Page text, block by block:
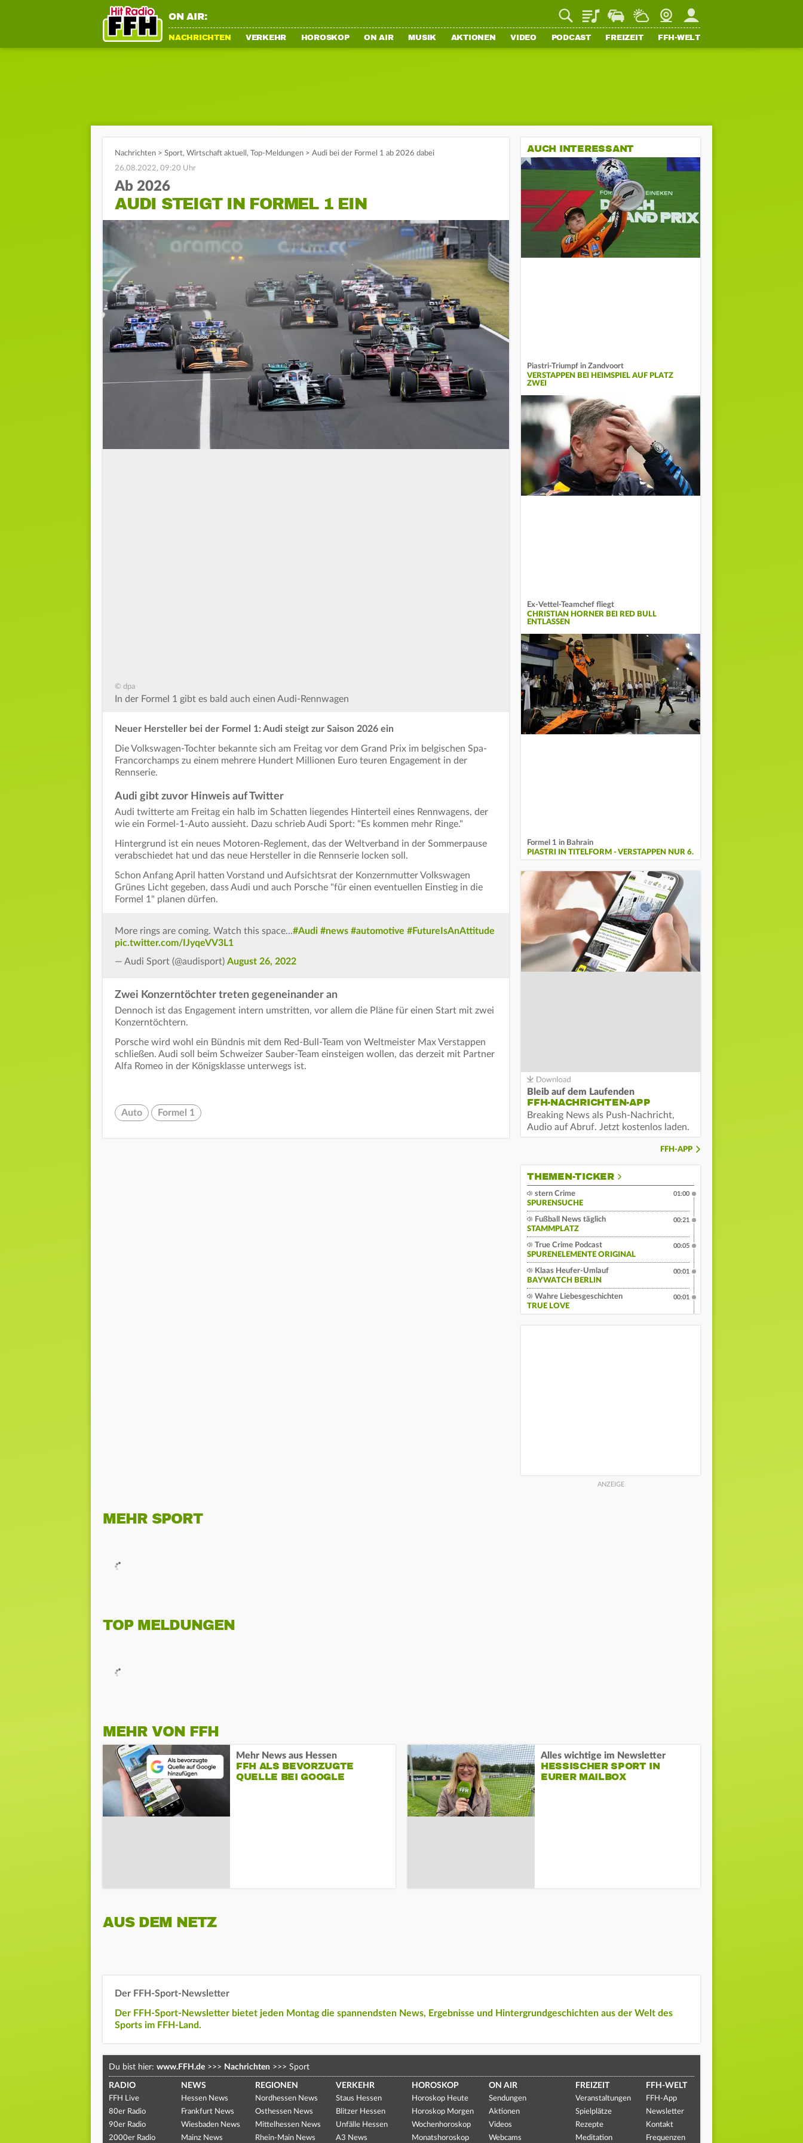
ON AIR: PlaylistStaupilotWetterWebcamMein FFH
NACHRICHTEN VERKEHR HOROSKOP ON AIR MUSIK AKTIONEN VIDEO PODCAST FREIZEIT FFH-WELT
Nachrichten > Sport, Wirtschaft aktuell , Top-Meldungen > Audi bei der Formel 1 ab 2026 dabei
26.08.2022, 09:20 Uhr
Ab 2026
AUDI STEIGT IN FORMEL 1 EIN
© dpa
In der Formel 1 gibt es bald auch einen Audi-Rennwagen
Neuer Hersteller bei der Formel 1: Audi steigt zur Saison 2026 ein
Die Volkswagen-Tochter bekannte sich am Freitag vor dem Grand Prix im belgischen Spa-
Francorchamps zu einem mehrere Hundert Millionen Euro teuren Engagement in der
Rennserie.
Audi gibt zuvor Hinweis auf Twitter
Audi twitterte am Freitag ein halb im Schatten liegendes Hinterteil eines Rennwagens, der
wie ein Formel-1-Auto aussieht. Dazu schrieb Audi Sport: "Es kommen mehr Ringe."
Hintergrund ist ein neues Motoren-Reglement, das der Weltverband in der Sommerpause
verabschiedet hat und das neue Hersteller in die Rennserie locken soll.
Schon Anfang April hatten Vorstand und Aufsichtsrat der Konzernmutter Volkswagen
Grünes Licht gegeben, dass Audi und auch Porsche "für einen eventuellen Einstieg in die
Formel 1" planen dürfen.
More rings are coming. Watch this space...#Audi #news #automotive #FutureIsAnAttitude
pic.twitter.com/IJyqeVV3L1
— Audi Sport (@audisport) August 26, 2022
Zwei Konzerntöchter treten gegeneinander an
Dennoch ist das Engagement intern umstritten, vor allem die Pläne für einen Start mit zwei
Konzerntöchtern.
Porsche wird wohl ein Bündnis mit dem Red-Bull-Team von Weltmeister Max Verstappen
schließen. Audi soll beim Schweizer Sauber-Team einsteigen wollen, das derzeit mit Partner
Alfa Romeo in der Königsklasse unterwegs ist.
Auto Formel 1
AUCH INTERESSANT
Piastri-Triumpf in Zandvoort
VERSTAPPEN BEI HEIMSPIEL AUF PLATZ
ZWEI
Ex-Vettel-Teamchef fliegt
CHRISTIAN HORNER BEI RED BULL
ENTLASSEN
Formel 1 in Bahrain
PIASTRI IN TITELFORM - VERSTAPPEN NUR 6.
Bleib auf dem Laufenden
FFH-NACHRICHTEN-APP
Breaking News als Push-Nachricht,
Audio auf Abruf. Jetzt kostenlos laden.
FFH-APP
THEMEN-TICKER
stern Crime
SPURENSUCHE
01:00
Fußball News täglich
STAMMPLATZ
00:21
True Crime Podcast
SPURENELEMENTE ORIGINAL
00:05
Klaas Heufer-Umlauf
BAYWATCH BERLIN
00:01
Wahre Liebesgeschichten
TRUE LOVE
00:01
MEHR SPORT
TOP MELDUNGEN
MEHR VON FFH
Mehr News aus Hessen
FFH ALS BEVORZUGTE
QUELLE BEI GOOGLE
Alles wichtige im Newsletter
HESSISCHER SPORT IN
EURER MAILBOX
AUS DEM NETZ
Der FFH-Sport-Newsletter
Der FFH-Sport-Newsletter bietet jeden Montag die spannendsten News, Ergebnisse und Hintergrundgeschichten aus der Welt des
Sports im FFH-Land.
Du bist hier: www.FFH.de >>> Nachrichten >>> Sport
RADIO
FFH Live
80er Radio
90er Radio
2000er Radio
NEWS
Hessen News
Frankfurt News
Wiesbaden News
Mainz News
REGIONEN
Nordhessen News
Osthessen News
Mittelhessen News
Rhein-Main News
VERKEHR
Staus Hessen
Blitzer Hessen
Unfälle Hessen
A3 News
HOROSKOP
Horoskop Heute
Horoskop Morgen
Wochenhoroskop
Monatshoroskop
ON AIR
Sendungen
Aktionen
Videos
Webcams
FREIZEIT
Veranstaltungen
Spielplätze
Rezepte
Meditation
FFH-WELT
FFH-App
Newsletter
Kontakt
Frequenzen